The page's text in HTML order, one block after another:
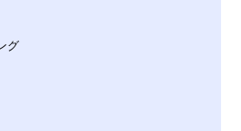
グ